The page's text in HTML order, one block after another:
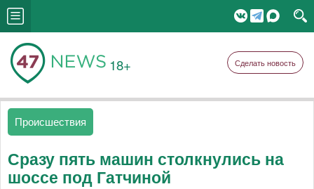
18+ Сделать новость
Происшествия
Сразу пять машин столкнулись на
шоссе под Гатчиной